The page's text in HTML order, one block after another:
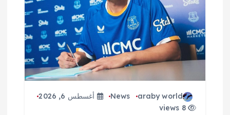
ت
araby world
News
أغسطس 6, 2026
8 views